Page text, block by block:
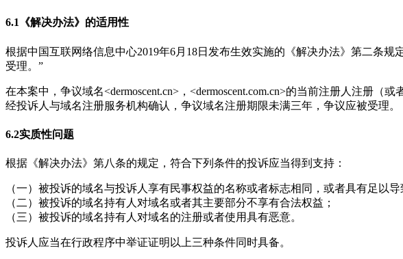
6.1《解决办法》的适用性
根据中国互联网络信息中心2019年6月18日发布生效实施的《解决办法》第二条
受理。”
在本案中，争议域名<dermoscent.cn>，<dermoscent.com.cn>的当前注册人注册（
经投诉人与域名注册服务机构确认，争议域名注册期限未满三年，争议应被受理。
6.2实质性问题
根据《解决办法》第八条的规定，符合下列条件的投诉应当得到支持：
（一）被投诉的域名与投诉人享有民事权益的名称或者标志相同，或者具有足以导
（二）被投诉的域名持有人对域名或者其主要部分不享有合法权益；
（三）被投诉的域名持有人对域名的注册或者使用具有恶意。
投诉人应当在行政程序中举证证明以上三种条件同时具备。